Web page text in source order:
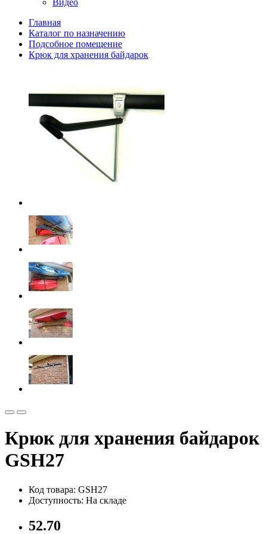
Видео
Главная
Каталог по назначению
Подсобное помещение
Крюк для хранения байдарок
Крюк для хранения байдарок
GSH27
Код товара: GSH27
Доступность: На складе
52.70